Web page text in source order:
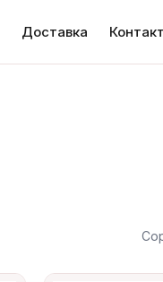
Доставка